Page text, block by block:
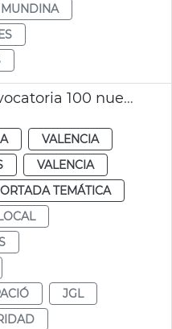
Aprobada bases convocatoria 100 nuevos agentes Policía Local
VALENCIA
VALENCIA
TEMÁTICA
JGL